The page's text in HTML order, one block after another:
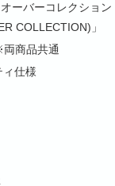
オーバーコレクショ
COLLECTION)」
商品共通
ィ仕様